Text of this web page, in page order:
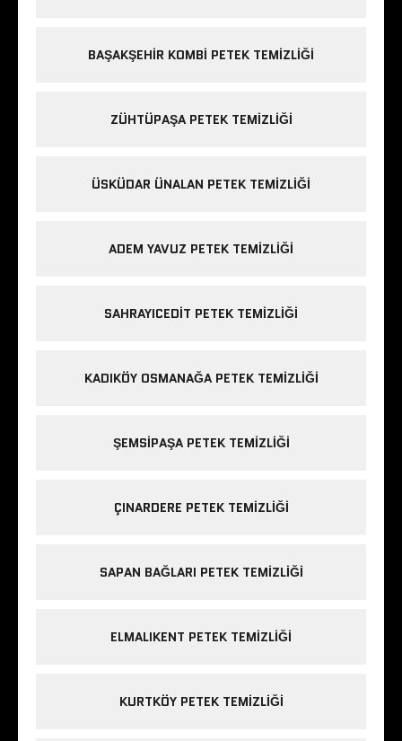
BAŞAKŞEHIR KOMBI PETEK TEMIZLIĞI
ZÜHTÜPAŞA PETEK TEMIZLIĞI
ÜSKÜDAR ÜNALAN PETEK TEMIZLIĞI
ADEM YAVUZ PETEK TEMIZLIĞI
SAHRAYICEDIT PETEK TEMIZLIĞI
KADIKÖY OSMANAĞA PETEK TEMIZLIĞI
ŞEMSIPAŞA PETEK TEMIZLIĞI
ÇINARDERE PETEK TEMIZLIĞI
SAPAN BAĞLARI PETEK TEMIZLIĞI
ELMALIKENT PETEK TEMIZLIĞI
KURTKÖY PETEK TEMIZLIĞI